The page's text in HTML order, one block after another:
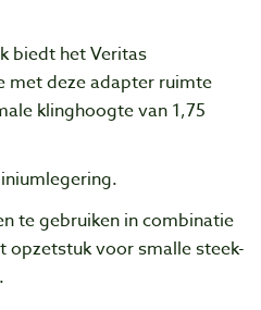
biedt het Veritas
met deze adapter ruimte
klinghoogte van 1,75
te gebruiken in combinatie
opzetstuk voor smalle steek-